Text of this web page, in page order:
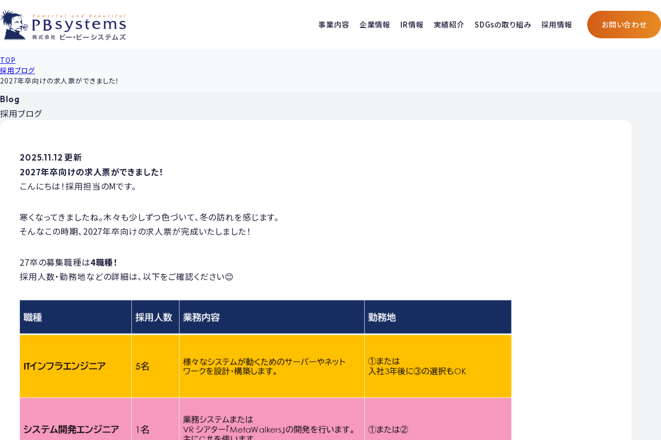
事業内容 企業情報 IR情報 実績紹介 SDGsの取り組み 採用情報 お問い合わせ
TOP
採用ブログ
2027年卒向けの求人票ができました！
Blog
採用ブログ
2025.11.12 更新
2027年卒向けの求人票ができました！
こんにちは！採用担当のMです。
寒くなってきましたね。木々も少しずつ色づいて、冬の訪れを感じます。
そんなこの時期、2027年卒向けの求人票が完成いたしました！
27卒の募集職種は4職種！
採用人数・勤務地などの詳細は、以下をご確認ください😊